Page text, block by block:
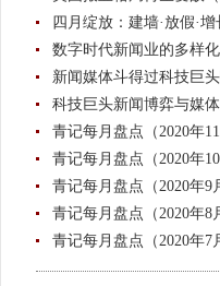
四月绽放：建墙·放假·增
数字时代新闻业的多样
新闻媒体斗得过科技巨头
科技巨头新闻博弈与媒
青记每月盘点（2020年
青记每月盘点（2020年
青记每月盘点（2020年9
青记每月盘点（2020年8
青记每月盘点（2020年7